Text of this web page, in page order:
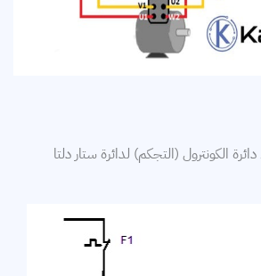
الكونترول (التجكم) لدائرة ستار دلتا